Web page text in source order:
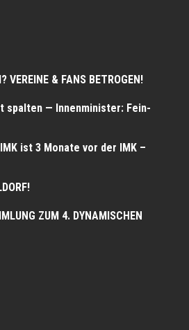
VEREINE & FANS BETROGEN!
spal­ten — Innen­mi­nis­ter: Fein­
ist 3 Mona­te vor der IMK –
ZUM 4. DYNAMISCHEN